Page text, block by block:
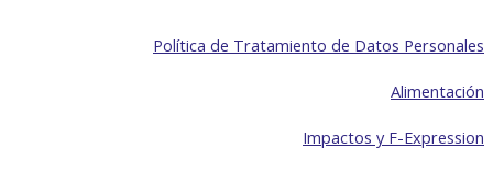
Política de Tratamiento de Datos Personales
Alimentación
Impactos y F-Expression